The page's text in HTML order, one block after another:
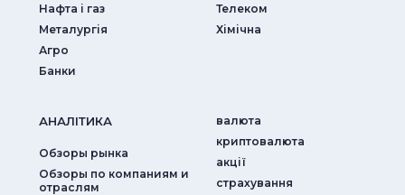
Нафта і газ
Металургія
Агро
Банки
Телеком
Хімічна
АНАЛIТИКА
Обзоры рынка
Обзоры по компаниям и
отраслям
валюта
криптовалюта
акції
страхування